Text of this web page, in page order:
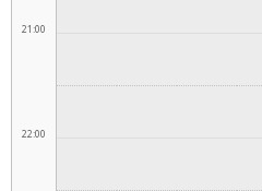
21:00
22:00